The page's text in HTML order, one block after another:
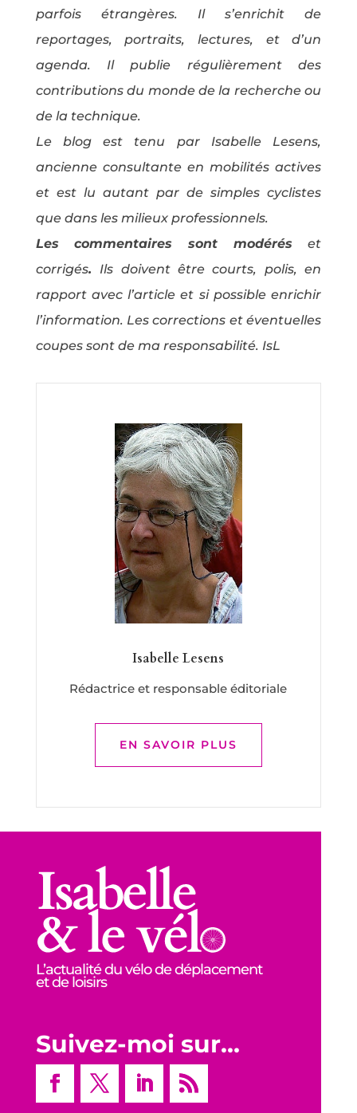
parfois étrangères. Il s’enrichit de
reportages, portraits, lectures, et d’un
agenda. Il publie régulièrement des
contributions du monde de la recherche ou
de la technique.
Le blog est tenu par Isabelle Lesens,
ancienne consultante en mobilités actives
et est lu autant par de simples cyclistes
que dans les milieux professionnels.
Les commentaires sont modéréset
corrigés. Ils doivent être courts, polis, en
rapport avec l’article et si possible enrichir
l’information. Les corrections et éventuelles
coupes sont de ma responsabilité. IsL
Isabelle Lesens
Rédactrice et responsable éditoriale
EN SAVOIR PLUS
L’actualité du vélo de déplacement
et de loisirs
Suivez-moi sur…